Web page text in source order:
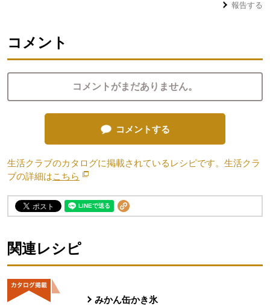
報告する
コメント
コメントがまだありません。
コメントする
生活クラブのカタログに掲載されているレシピです。生活クラ
ブの詳細はこちら 別のウィンドウで開きます。
関連レシピ
みかん缶かき氷